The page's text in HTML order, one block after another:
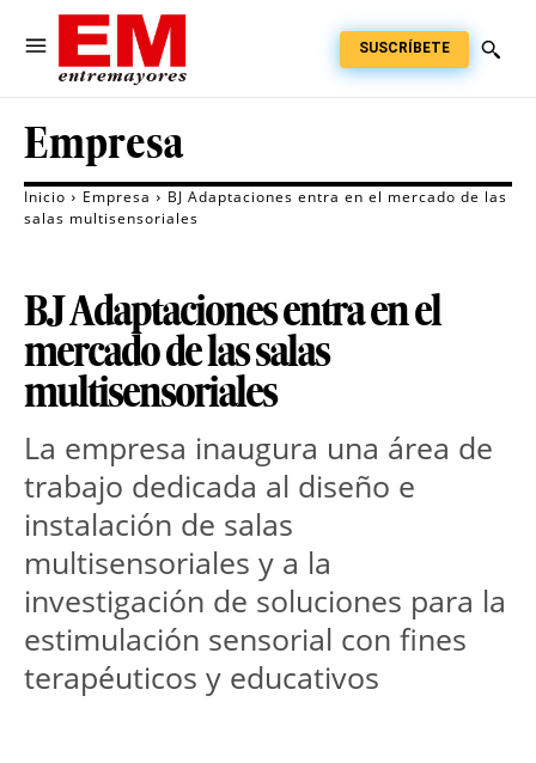
SUSCRÍBETE
Empresa
Inicio Empresa
BJ Adaptaciones entra en el mercado de las
salas multisensoriales
BJ Adaptaciones entra en el
mercado de las salas
multisensoriales
La empresa inaugura una área de
trabajo dedicada al diseño e
instalación de salas
multisensoriales y a la
investigación de soluciones para la
estimulación sensorial con fines
terapéuticos y educativos